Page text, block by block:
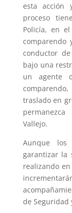
esta acción
proceso
Policía, en
comparendo
conductor
bajo una
un agente
traslado en
Vallejo.
Aunque los
garantizar la
realizando
de Seguridad